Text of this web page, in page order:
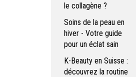
le collagène ?
Soins de la peau en
hiver - Votre guide
pour un éclat sain
K-Beauty en Suisse :
découvrez la routine